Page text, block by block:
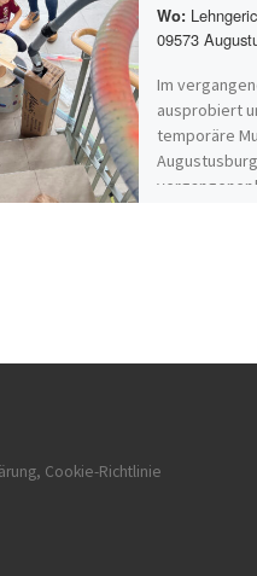
Wo:
09573
Im
ausprobiert
temporäre
Cookie-Richtlinie